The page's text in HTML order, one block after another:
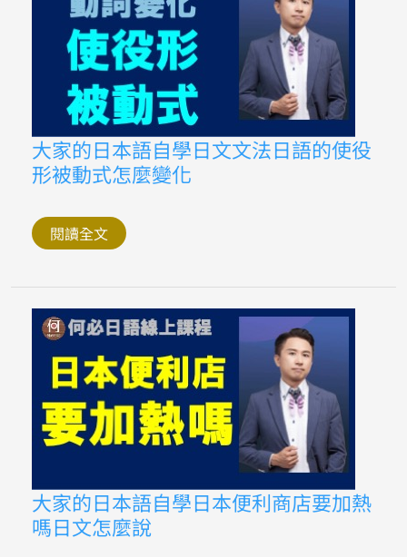
法
大家的日本語自學日文文法日語的使役
形被動式怎麼變化
大
家
的
日
語
自
學
文
法
日
語
的
使
役
形
被
動
式
怎
化
閱讀全文
大家的日本語自學日本便利商店要加熱
嗎日文怎麼說
大
家
的
日